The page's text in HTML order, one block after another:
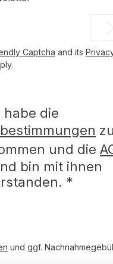
Captcha and its
und die
bin mit ihnen
*
und ggf.